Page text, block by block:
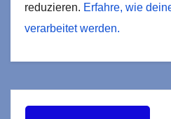
reduzieren. Erfahre, wie
verarbeitet werden.